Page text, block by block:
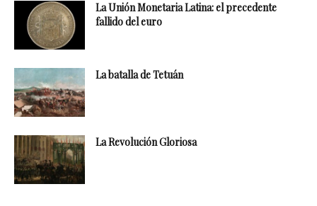
La Unión Monetaria Latina: el precedente
fallido del euro
La batalla de Tetuán
La Revolución Gloriosa